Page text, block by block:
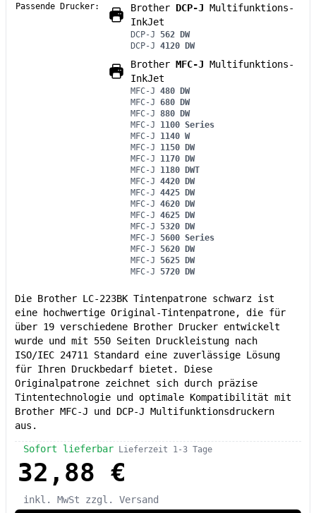
Passende Drucker:
Brother DCP-J Multifunktions-
InkJet
DCP-J 562 DW
DCP-J 4120 DW
Brother MFC-J Multifunktions-
InkJet
MFC-J 480 DW
MFC-J 680 DW
MFC-J 880 DW
MFC-J 1100 Series
MFC-J 1140 W
MFC-J 1150 DW
MFC-J 1170 DW
MFC-J 1180 DWT
MFC-J 4420 DW
MFC-J 4425 DW
MFC-J 4620 DW
MFC-J 4625 DW
MFC-J 5320 DW
MFC-J 5600 Series
MFC-J 5620 DW
MFC-J 5625 DW
MFC-J 5720 DW
Die Brother LC-223BK Tintenpatrone schwarz ist
eine hochwertige Original-Tintenpatrone, die für
über 19 verschiedene Brother Drucker entwickelt
wurde und mit 550 Seiten Druckleistung nach
ISO/IEC 24711 Standard eine zuverlässige Lösung
für Ihren Druckbedarf bietet. Diese
Originalpatrone zeichnet sich durch präzise
Tintentechnologie und optimale Kompatibilität mit
Brother MFC-J und DCP-J Multifunktionsdruckern
aus.
Sofort lieferbar Lieferzeit 1-3 Tage
32,88 €
inkl. MwSt
zzgl. Versand